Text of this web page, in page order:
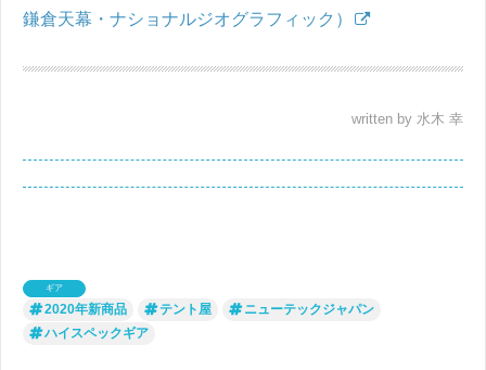
鎌倉天幕・ナショナルジオグラフィック）
written by 水木 幸
ギア
2020年新商品 テント屋
ニューテックジャパン
ハイスペックギア